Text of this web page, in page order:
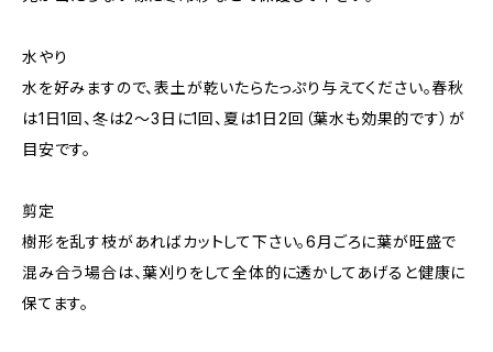
水やり
水を好みますので、表土が乾いたらたっぷり与えてください。春秋
は1日1回、冬は2～3日に1回、夏は1日2回（葉水も効果的です）が
目安です。
剪定
樹形を乱す枝があればカットして下さい。6月ごろに葉が旺盛で
混み合う場合は、葉刈りをして全体的に透かしてあげると健康に
保てます。